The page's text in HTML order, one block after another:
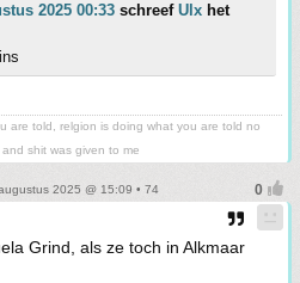
2025 00:33 schreef Ulx het
are told, relgion is doing what you are told no
shit was given to me
2025 @ 15:09 • 74
Grind, als ze toch in Alkmaar